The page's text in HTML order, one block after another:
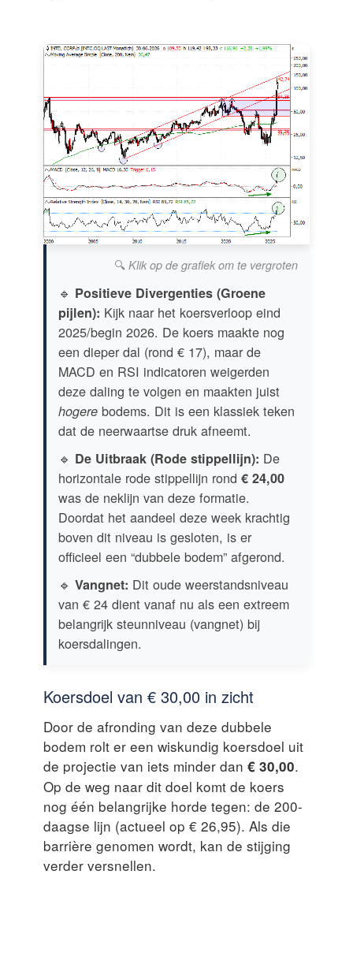
🔍 Klik op de grafiek om te vergroten
🔹 Positieve Divergenties (Groene
pijlen): Kijk naar het koersverloop eind
2025/begin 2026. De koers maakte nog
een dieper dal (rond € 17), maar de
MACD en RSI indicatoren weigerden
deze daling te volgen en maakten juist
hogere bodems. Dit is een klassiek teken
dat de neerwaartse druk afneemt.
🔹 De Uitbraak (Rode stippellijn): De
horizontale rode stippellijn rond € 24,00
was de neklijn van deze formatie.
Doordat het aandeel deze week krachtig
boven dit niveau is gesloten, is er
officieel een “dubbele bodem” afgerond.
🔹 Vangnet: Dit oude weerstandsniveau
van € 24 dient vanaf nu als een extreem
belangrijk steunniveau (vangnet) bij
koersdalingen.
Koersdoel van € 30,00 in zicht
Door de afronding van deze dubbele
bodem rolt er een wiskundig koersdoel uit
de projectie van iets minder dan € 30,00.
Op de weg naar dit doel komt de koers
nog één belangrijke horde tegen: de 200-
daagse lijn (actueel op € 26,95). Als die
barrière genomen wordt, kan de stijging
verder versnellen.